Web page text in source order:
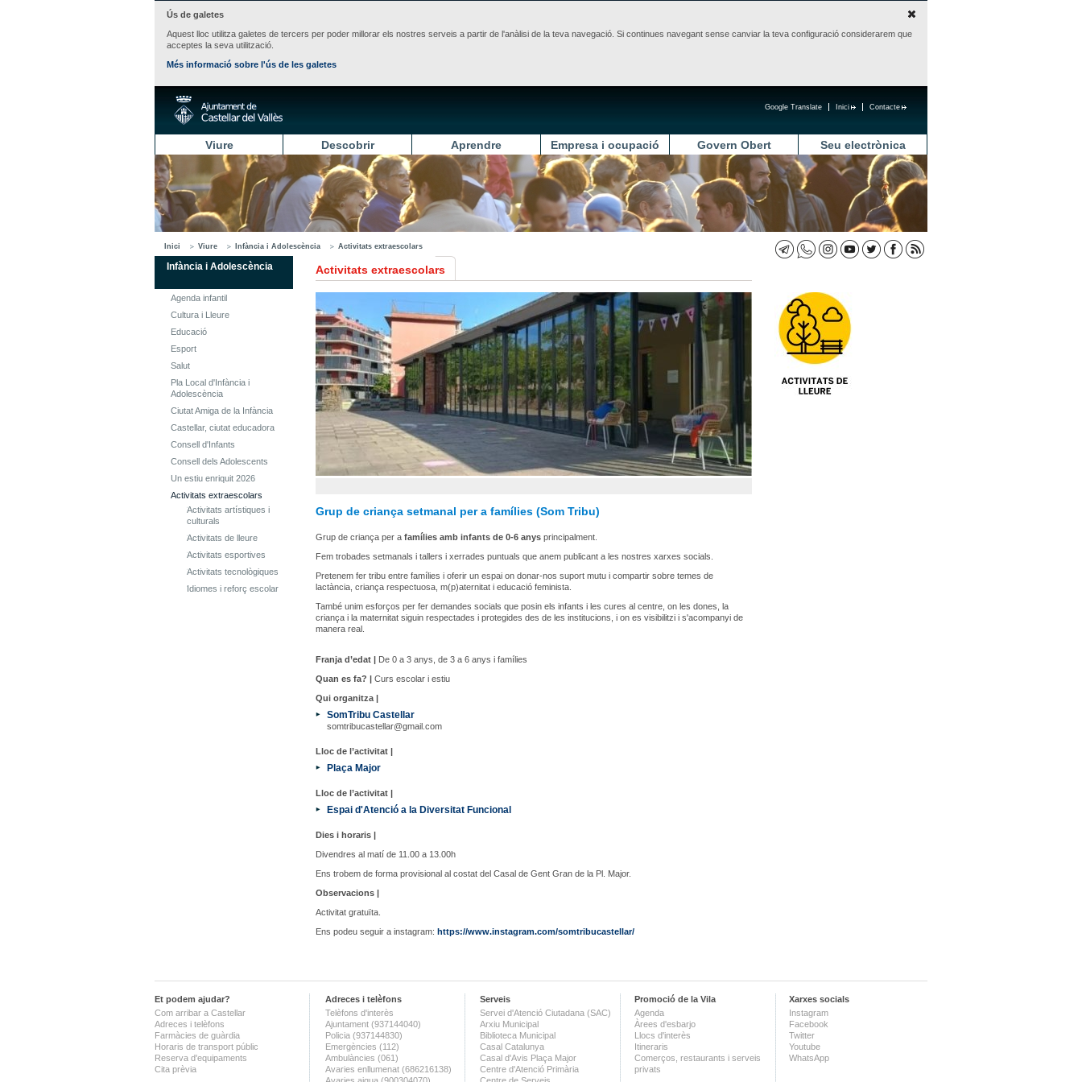
Ús de galetes
Aquest lloc utilitza galetes de tercers per poder millorar els nostres serveis a partir de l'anàlisi de la teva navegació. Si continues navegant sense canviar la teva configuració considerarem que
acceptes la seva utilització.
Més informació sobre l'ús de les galetes
Contacte
Inici
Google Translate
Viure Descobrir Aprendre Empresa i ocupació Govern Obert Seu electrònica
Inici Viure Infància i Adolescència Activitats extraescolars
Infància i Adolescència
Agenda infantil
Cultura i Lleure
Educació
Esport
Salut
Pla Local d'Infància i
Adolescència
Ciutat Amiga de la Infància
Castellar, ciutat educadora
Consell d'Infants
Consell dels Adolescents
Un estiu enriquit 2026
Activitats extraescolars
Activitats artístiques i
culturals
Activitats de lleure
Activitats esportives
Activitats tecnològiques
Idiomes i reforç escolar
Activitats extraescolars
Grup de criança setmanal per a famílies (Som Tribu)
Grup de criança per a famílies amb infants de 0-6 anys principalment.
Fem trobades setmanals i tallers i xerrades puntuals que anem publicant a les nostres xarxes socials.
Pretenem fer tribu entre famílies i oferir un espai on donar-nos suport mutu i compartir sobre temes de
lactància, criança respectuosa, m(p)aternitat i educació feminista.
També unim esforços per fer demandes socials que posin els infants i les cures al centre, on les dones, la
criança i la maternitat siguin respectades i protegides des de les institucions, i on es visibilitzi i s'acompanyi de
manera real.
Franja d’edat | De 0 a 3 anys, de 3 a 6 anys i famílies
Quan es fa? | Curs escolar i estiu
Qui organitza |
SomTribu Castellar
somtribucastellar@gmail.com
Lloc de l’activitat |
Plaça Major
Lloc de l’activitat |
Espai d'Atenció a la Diversitat Funcional
Dies i horaris |
Divendres al matí de 11.00 a 13.00h
Ens trobem de forma provisional al costat del Casal de Gent Gran de la Pl. Major.
Observacions |
Activitat gratuïta.
Ens podeu seguir a instagram: https://www.instagram.com/somtribucastellar/
Et podem ajudar?
Com arribar a Castellar
Adreces i telèfons
Farmàcies de guàrdia
Horaris de transport públic
Reserva d'equipaments
Cita prèvia
Adreces i telèfons
Telèfons d'interès
Ajuntament (937144040)
Policia (937144830)
Emergències (112)
Ambulàncies (061)
Avaries enllumenat (686216138)
Serveis
Servei d'Atenció Ciutadana (SAC)
Arxiu Municipal
Biblioteca Municipal
Casal Catalunya
Casal d'Avis Plaça Major
Centre d'Atenció Primària
Promoció de la Vila
Agenda
Àrees d'esbarjo
Llocs d'interès
Itineraris
Comerços, restaurants i serveis
privats
Xarxes socials
Instagram
Facebook
Twitter
Youtube
WhatsApp